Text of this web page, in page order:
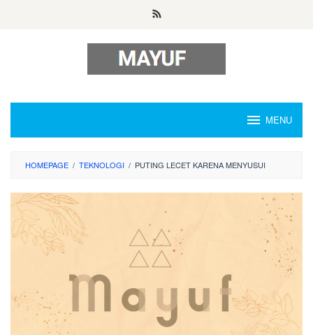
MENU
HOMEPAGE / TEKNOLOGI / PUTING LECET KARENA MENYUSUI